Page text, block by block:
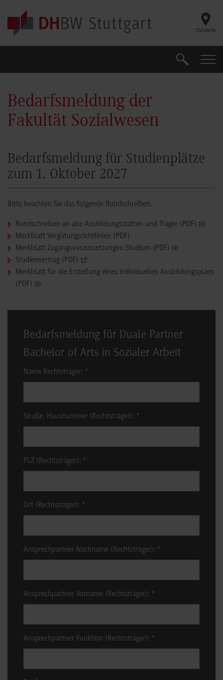
Skip to main content
Standorte
Suche
Bedarfsmeldung der
Fakultät Sozialwesen
Bedarfsmeldung für Studienplätze
zum 1. Oktober 2027
Bitte beachten Sie das folgende Rundschreiben.
Rundschreiben an alle Ausbildungsstätten und Träger (PDF)
Merkblatt Vergütungsrichtlinien (PDF)
Merkblatt Zugangsvoraussetzungen Studium (PDF)
Studienvertrag (PDF)
Merkblatt für die Erstellung eines individuellen Ausbildungsplans
(PDF)
Bedarfsmeldung für Duale Partner
Bachelor of Arts in Sozialer Arbeit
Name Rechtsträger: *
Straße, Hausnummer (Rechtsträger): *
PLZ (Rechtsträger): *
Ort (Rechtsträger): *
Ansprechpartner Nachname (Rechtsträger): *
Ansprechpartner Vorname (Rechtsträger): *
Ansprechpartner Funktion (Rechtsträger): *